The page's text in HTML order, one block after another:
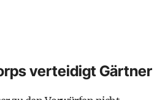
verteidigt Gärtner